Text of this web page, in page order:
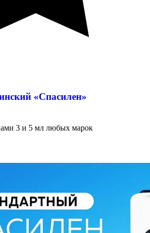
«Спасилен»
3 и 5 мл любых марок